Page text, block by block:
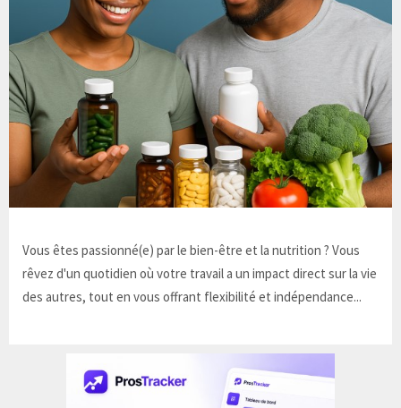
Vous êtes passionné(e) par le bien-être et la nutrition ? Vous
rêvez d'un quotidien où votre travail a un impact direct sur la vie
des autres, tout en vous offrant flexibilité et indépendance...